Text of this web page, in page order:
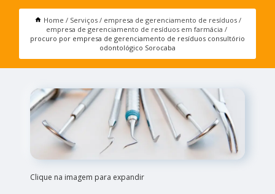
Home Serviços
empresa de gerenciamento de resíduos
empresa de gerenciamento de resíduos em farmácia
procuro por empresa de gerenciamento de resíduos consultório
odontológico Sorocaba
Clique na imagem para expandir